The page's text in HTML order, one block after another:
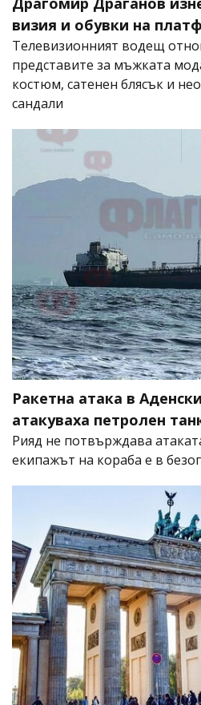
визия и обувки на
Телевизионният водещ
представите за мъжката
костюм, сатенен блясък и
сандали
Ракетна атака в
атакуваха петролен
Рияд не потвърждава
екипажът на кораба е в